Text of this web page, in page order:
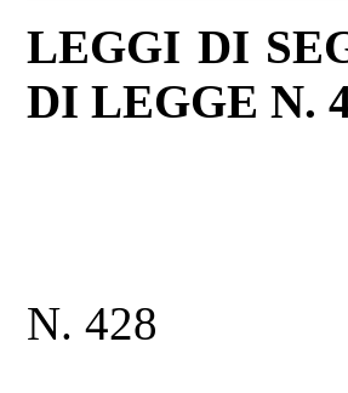
LEGGI DI
DI LEGGE N.
N. 428